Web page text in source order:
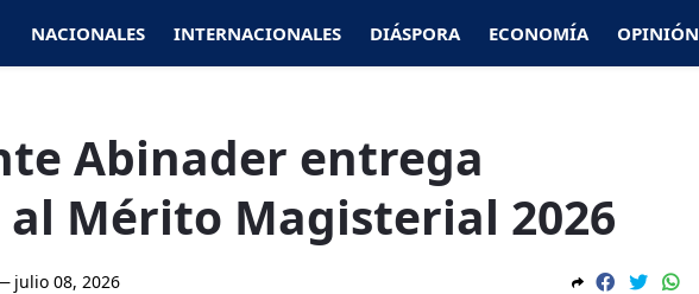
NACIONALES INTERNACIONALES DIÁSPORA ECONOMÍA OPINIÓN
Abinader entrega
Mérito Magisterial 2026
julio 08, 2026